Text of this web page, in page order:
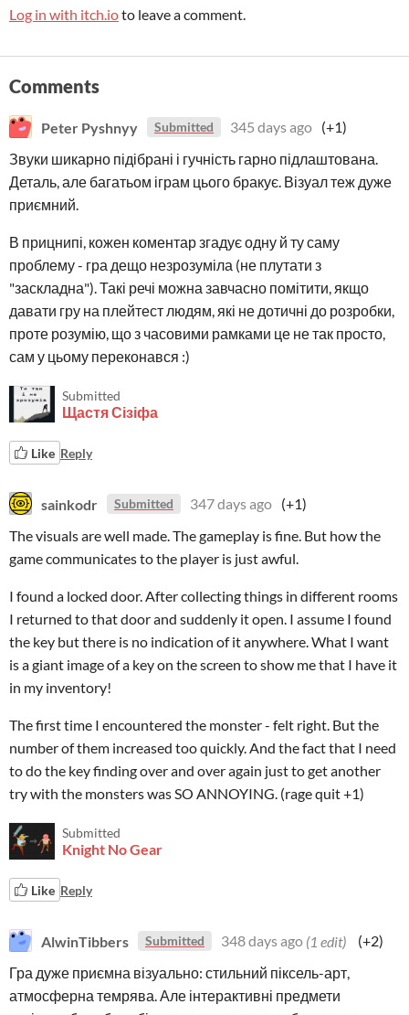
Log in with itch.ioto leave a comment.
Comments
Peter Pyshnyy Submitted 345 days ago (+1)
Звуки шикарно підібрані і гучність гарно підлаштована.
Деталь, але багатьом іграм цього бракує. Візуал теж дуже
приємний.
В прицнипі, кожен коментар згадує одну й ту саму
проблему - гра дещо незрозуміла (не плутати з
"заскладна"). Такі речі можна завчасно помітити, якщо
давати гру на плейтест людям, які не дотичні до розробки,
проте розумію, що з часовими рамками це не так просто,
сам у цьому переконався :)
Submitted
Щастя Сізіфа
Like Reply
sainkodr Submitted 347 days ago (+1)
The visuals are well made. The gameplay is fine. But how the
game communicates to the player is just awful.
I found a locked door. After collecting things in different rooms
I returned to that door and suddenly it open. I assume I found
the key but there is no indication of it anywhere. What I want
is a giant image of a key on the screen to show me that I have it
in my inventory!
The first time I encountered the monster - felt right. But the
number of them increased too quickly. And the fact that I need
to do the key finding over and over again just to get another
try with the monsters was SO ANNOYING. (rage quit +1)
Submitted
Knight No Gear
Like Reply
AlwinTibbers Submitted 348 days ago (1 edit)
(+2)
Гра дуже приємна візуально: стильний піксель-арт,
атмосферна темрява. Але інтерактивні предмети